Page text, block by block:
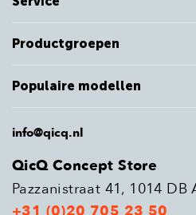
Productgroepen
Populaire modellen
info@qicq.nl
QicQ Concept Store
Pazzanistraat 41, 1014 DB